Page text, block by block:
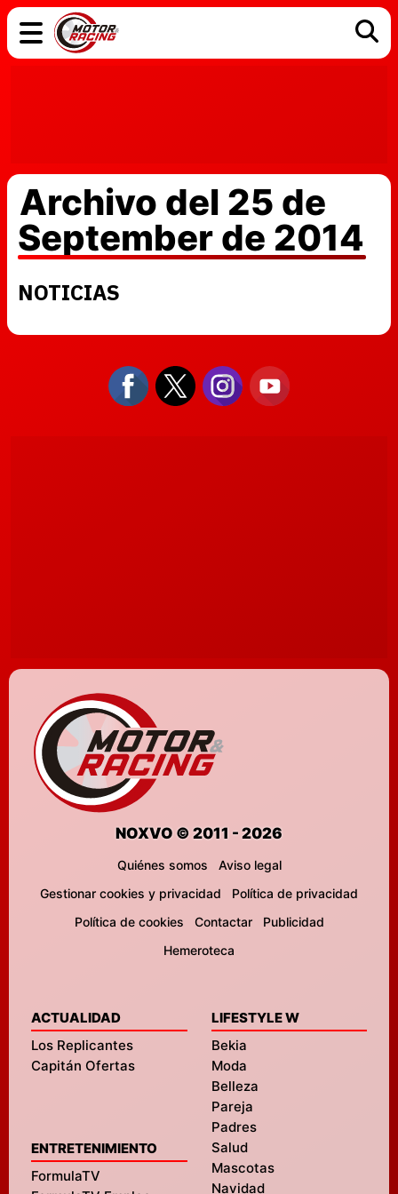
Archivo del 25 de
September de 2014
NOTICIAS
NOXVO © 2011 - 2026
Quiénes somos
Aviso legal
Gestionar cookies y privacidad
Política de privacidad
Política de cookies
Contactar
Publicidad
Hemeroteca
ACTUALIDAD
Los Replicantes
Capitán Ofertas
ENTRETENIMIENTO
FormulaTV
LIFESTYLE W
Bekia
Moda
Belleza
Pareja
Padres
Salud
Mascotas
Navidad